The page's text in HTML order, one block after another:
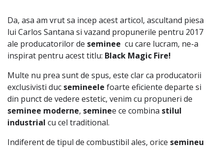
Da, asa am vrut sa incep acest articol, ascultand piesa
lui Carlos Santana si vazand propunerile pentru 2017
ale producatorilor de seminee cu care lucram, ne-a
inspirat pentru acest titlu: Black Magic Fire!
Multe nu prea sunt de spus, este clar ca producatorii
exclusivisti duc semineele foarte eficiente departe si
din punct de vedere estetic, venim cu propuneri de
seminee moderne, seminee ce combina stilul
industrial cu cel traditional.
Indiferent de tipul de combustibil ales, orice semineu